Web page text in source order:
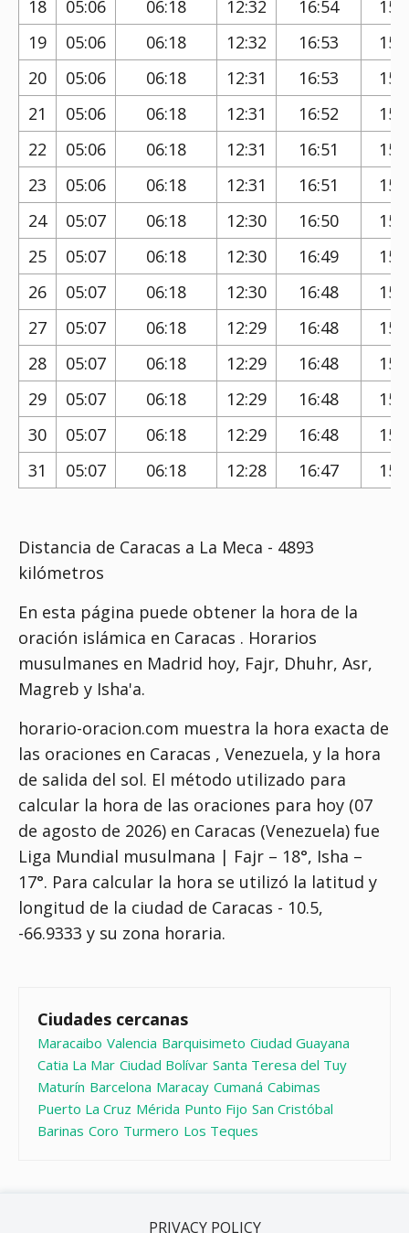
18
05:06 06:18 12:32 16:54
19
05:06 06:18 12:32 16:53
20
05:06 06:18 12:31 16:53
21
05:06 06:18 12:31 16:52
22
05:06 06:18 12:31 16:51
23
05:06 06:18 12:31 16:51
24
05:07 06:18 12:30 16:50
25
05:07 06:18 12:30 16:49
26
05:07 06:18 12:30 16:48
27
05:07 06:18 12:29 16:48
28
05:07 06:18 12:29 16:48
29
05:07 06:18 12:29 16:48
30
05:07 06:18 12:29 16:48
31
05:07 06:18 12:28 16:47
Distancia de Caracas a La Meca - 4893
kilómetros
En esta página puede obtener la hora de la
oración islámica en Caracas . Horarios
musulmanes en Madrid hoy, Fajr, Dhuhr, Asr,
Magreb y Isha'a.
horario-oracion.com muestra la hora exacta de
las oraciones en Caracas , Venezuela, y la hora
de salida del sol. El método utilizado para
calcular la hora de las oraciones para hoy (07
de agosto de 2026) en Caracas (Venezuela) fue
Liga Mundial musulmana | Fajr – 18°, Isha –
17°. Para calcular la hora se utilizó la latitud y
longitud de la ciudad de Caracas - 10.5,
-66.9333 y su zona horaria.
Ciudades cercanas
Maracaibo Valencia Barquisimeto Ciudad Guayana
Catia La Mar Ciudad Bolívar Santa Teresa del Tuy
Maturín Barcelona Maracay Cumaná Cabimas
Puerto La Cruz Mérida Punto Fijo San Cristóbal
Barinas Coro Turmero Los Teques
PRIVACY POLICY